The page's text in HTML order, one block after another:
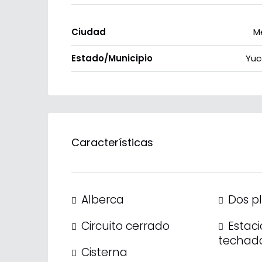
Ciudad
Estado/Municipio
Características
Alberca
Circuito cerrado
Cisterna
Dos